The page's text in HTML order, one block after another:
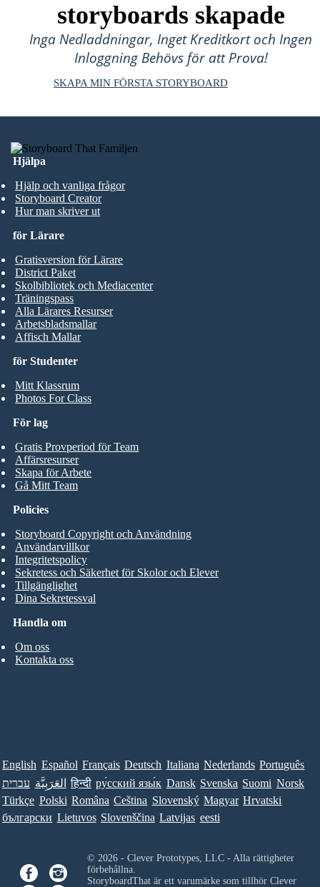
storyboards skapade
Inga Nedladdningar, Inget Kreditkort och Ingen
Inloggning Behövs för att Prova!
SKAPA MIN FÖRSTA STORYBOARD
Hjälpa
Hjälp och vanliga frågor
Storyboard Creator
Hur man skriver ut
för Studenter
Mitt Klassrum
Photos For Class
för Lärare
Gratisversion för Lärare
District Paket
Skolbibliotek och Mediacenter
Träningspass
Alla Lärares Resurser
Arbetsbladsmallar
Affisch Mallar
För lag
Gratis Provperiod för Team
Affärsresurser
Skapa för Arbete
Gå Mitt Team
Handla om
Om oss
Kontakta oss
Policies
Storyboard Copyright och Användning
Användarvillkor
Integritetspolicy
Sekretess och Säkerhet för Skolor och Elever
Tillgänglighet
Dina Sekretessval
English Español Français Deutsch Italiana Nederlands Português
עברית العَرَبِيَّة हिन्दी ру́сский язы́к Dansk Svenska Suomi Norsk
Türkçe Polski Româna Ceština Slovenský Magyar Hrvatski
български Lietuvos Slovenščina Latvijas eesti
© 2026 - Clever Prototypes, LLC - Alla rättigheter
förbehållna.
StoryboardThat är ett varumärke som tillhör Clever